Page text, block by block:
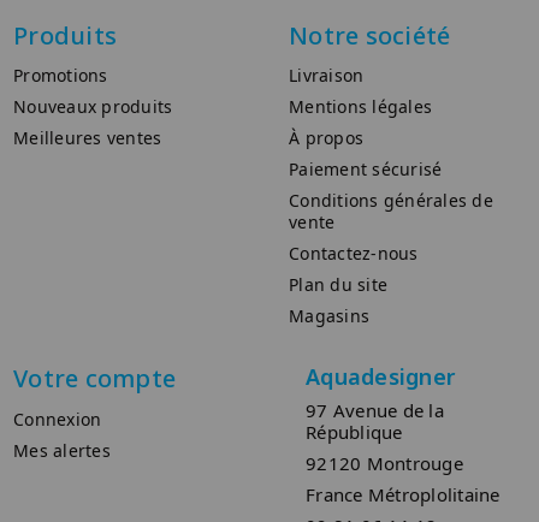
Produits
Promotions
Nouveaux produits
Meilleures ventes
Notre société
Livraison
Mentions légales
À propos
Paiement sécurisé
Conditions générales de
vente
Contactez-nous
Plan du site
Magasins
Votre compte
Connexion
Mes alertes
Aquadesigner
97 Avenue de la
République
92120 Montrouge
France Métroplolitaine